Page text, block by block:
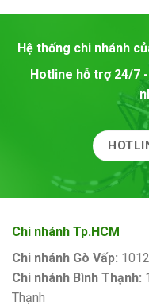
Hệ thống chi nhánh
Hotline hỗ trợ 24/7
Chi nhánh Tp.HCM
Chi nhánh Gò Vấp:
Chi nhánh Bình Thạnh:
Thạnh